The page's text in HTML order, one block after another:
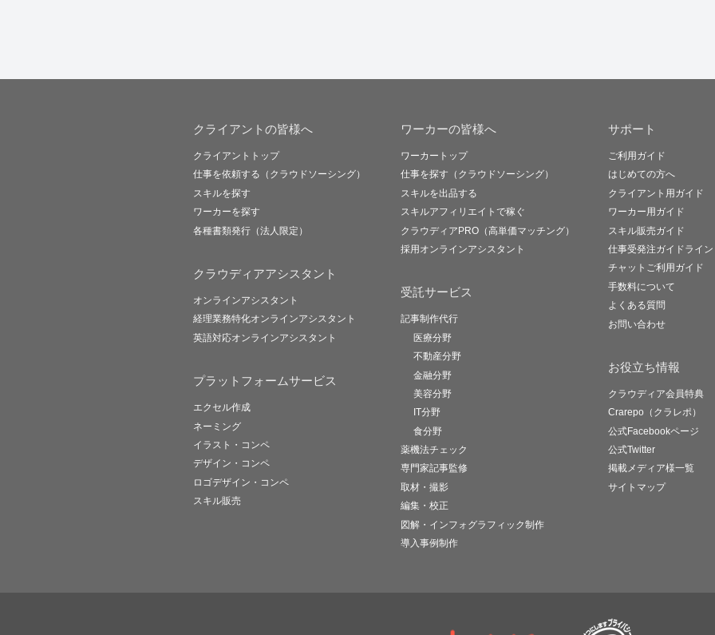
クライアントの皆様へ
クライアントトップ
仕事を依頼する（クラウドソーシング）
スキルを探す
ワーカーを探す
各種書類発行（法人限定）
クラウディアアシスタント
オンラインアシスタント
経理業務特化オンラインアシスタント
英語対応オンラインアシスタント
プラットフォームサービス
エクセル作成
ネーミング
イラスト・コンペ
デザイン・コンペ
ロゴデザイン・コンペ
スキル販売
ワーカーの皆様へ
ワーカートップ
仕事を探す（クラウドソーシング）
スキルを出品する
スキルアフィリエイトで稼ぐ
クラウディアPRO（高単価マッチング）
採用オンラインアシスタント
受託サービス
記事制作代行
医療分野
不動産分野
金融分野
美容分野
IT分野
食分野
薬機法チェック
専門家記事監修
取材・撮影
編集・校正
図解・インフォグラフィック制作
導入事例制作
サポート
ご利用ガイド
はじめての方へ
クライアント用ガイド
ワーカー用ガイド
スキル販売ガイド
仕事受発注ガイドライン
チャットご利用ガイド
手数料について
よくある質問
お問い合わせ
お役立ち情報
クラウディア会員特典
Crarepo（クラレポ）
公式Facebookページ
公式Twitter
掲載メディア様一覧
サイトマップ